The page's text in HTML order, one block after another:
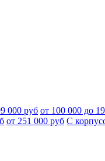
000 руб от 100 000 до
от 251 000 руб С